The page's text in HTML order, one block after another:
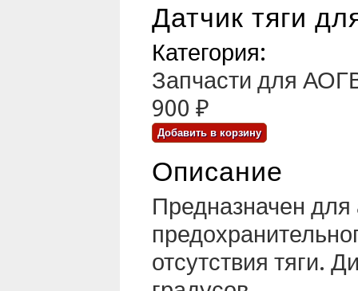
Датчик тяги
Категория:
Запчасти для
900 ₽
Описание
Предназначен для
отсутствия тяги.